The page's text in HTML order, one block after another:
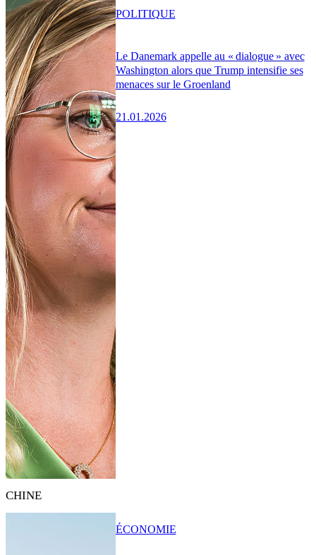
Le Danemark appelle au « dialogue » avec
Washington alors que Trump intensifie ses
menaces sur le Groenland
21.01.2026
POLITIQUE
CHINE
ÉCONOMIE